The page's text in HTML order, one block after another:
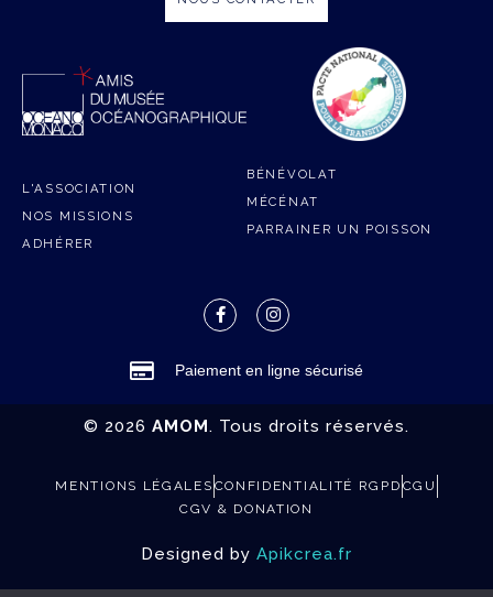
L'ASSOCIATION
NOS MISSIONS
ADHÉRER
BÉNÉVOLAT
MÉCÉNAT
PARRAINER UN POISSON
Paiement en ligne sécurisé
© 2026 AMOM. Tous droits réservés.
MENTIONS LÉGALES CONFIDENTIALITÉ RGPD CGU
CGV & DONATION
Designed by Apikcrea.fr